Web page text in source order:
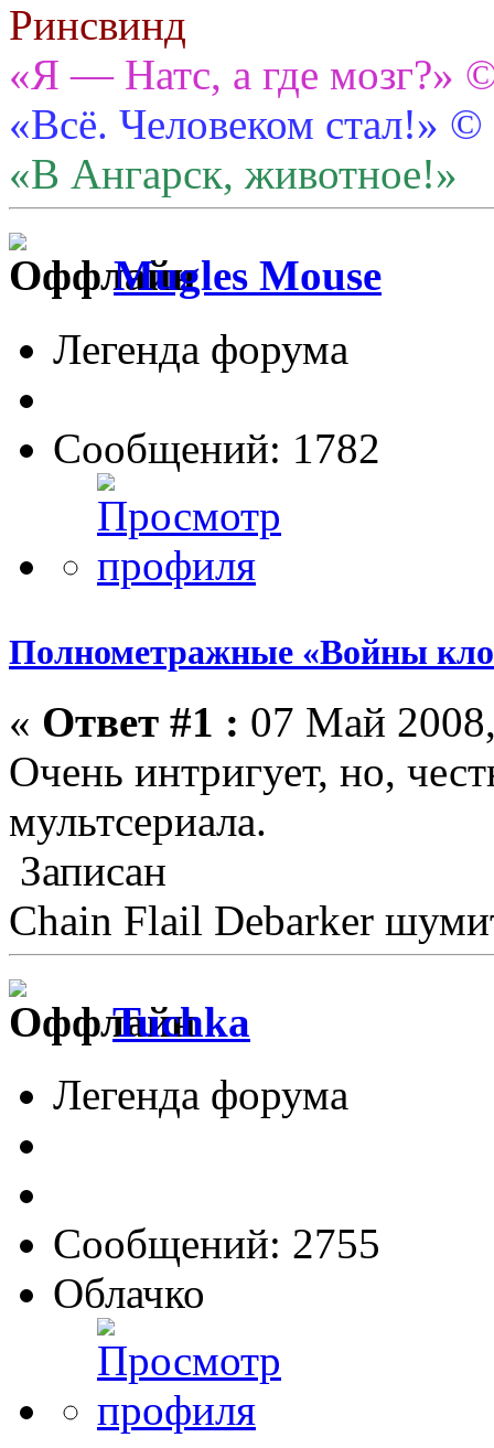
Ринсвинд
«Я — Натс, а где мозг?»
«Всё. Человеком стал!»
«В Ангарск, животное!»
Mugles Mouse
Легенда форума
Сообщений: 1782
Полнометражные «Войны
« Ответ #1 : 07 Май
Очень интригует, но,
мультсериала.
Записан
Chain Flail Debarker
Tuchka
Легенда форума
Сообщений: 2755
Облачко